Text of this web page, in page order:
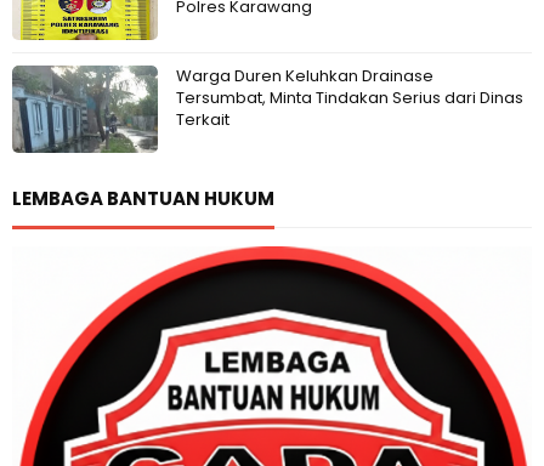
Polres Karawang
Warga Duren Keluhkan Drainase
Tersumbat, Minta Tindakan Serius dari Dinas
Terkait
LEMBAGA BANTUAN HUKUM